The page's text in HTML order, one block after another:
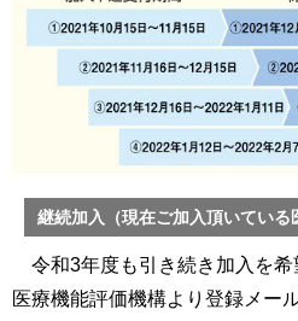
継続加入（現在ご加入頂いている
令和3年度も引き続き加入を希
医療機能評価機構より登録メー